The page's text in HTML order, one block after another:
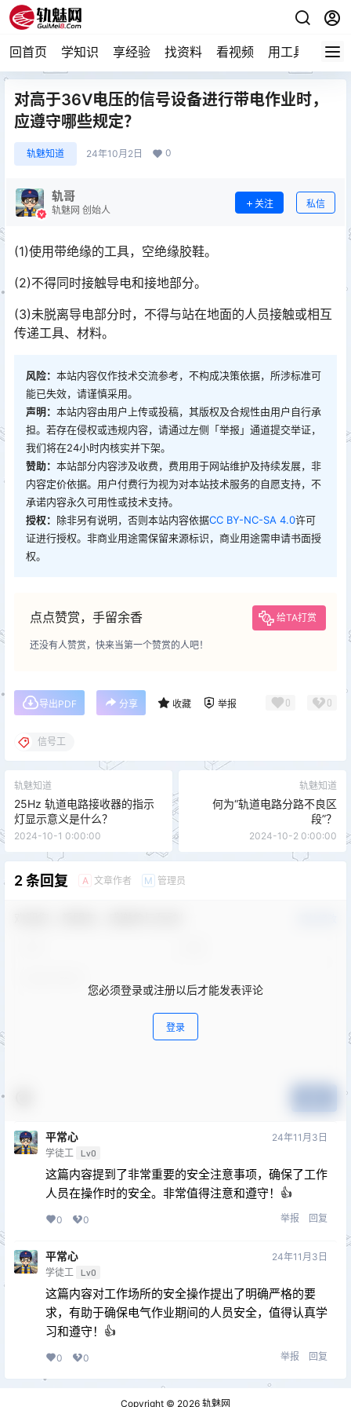
回首页 学知识 享经验 找资料 看视频 用工具 论技
对高于36V电压的信号设备进行带电作业时，
应遵守哪些规定？
轨魅知道 24年10月2日 0
轨哥
轨魅网 创始人
关注 私信
(1)使用带绝缘的工具，空绝缘胶鞋。
(2)不得同时接触导电和接地部分。
(3)未脱离导电部分时，不得与站在地面的人员接触或相互
传递工具、材料。
风险： 本站内容仅作技术交流参考，不构成决策依据，所涉标准可
能已失效，请谨慎采用。
声明： 本站内容由用户上传或投稿，其版权及合规性由用户自行承
担。若存在侵权或违规内容，请通过左侧「举报」通道提交举证，
我们将在24小时内核实并下架。
赞助： 本站部分内容涉及收费，费用用于网站维护及持续发展，非
内容定价依据。用户付费行为视为对本站技术服务的自愿支持，不
承诺内容永久可用性或技术支持。
授权： 除非另有说明，否则本站内容依据CC BY-NC-SA 4.0许可
证进行授权。非商业用途需保留来源标识，商业用途需申请书面授
权。
点点赞赏，手留余香 给TA打赏
还没有人赞赏，快来当第一个赞赏的人吧！
导出PDF 分享 收藏 举报 0 0
信号工
轨魅知道
25Hz 轨道电路接收器的指示
灯显示意义是什么？
2024-10-1 0:00:00
轨魅知道
何为“轨道电路分路不良区
段”？
2024-10-2 0:00:00
2 条回复 A 文章作者 M 管理员
您必须登录或注册以后才能发表评论
登录
平常心
学徒工 Lv0
24年11月3日
这篇内容提到了非常重要的安全注意事项，确保了工作
人员在操作时的安全。非常值得注意和遵守！👍
0 0 举报 回复
平常心
学徒工 Lv0
24年11月3日
这篇内容对工作场所的安全操作提出了明确严格的要
求，有助于确保电气作业期间的人员安全，值得认真学
习和遵守！👍
0 0 举报 回复
Copyright © 2026 轨魅网